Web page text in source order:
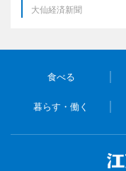
大仙経済新聞
食べる
暮らす・働く